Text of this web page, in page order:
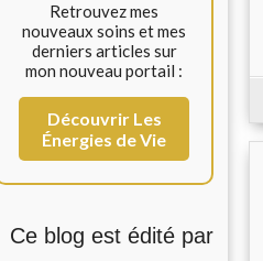
Retrouvez mes
nouveaux soins et mes
derniers articles sur
mon nouveau portail :
Découvrir Les
Énergies de Vie
Ce blog est édité par